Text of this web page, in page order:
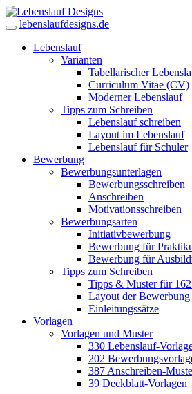
lebenslaufdesigns.de
Lebenslauf
Varianten
Tabellarischer
Curriculum Vitae (CV)
Moderner Lebenslauf
Tipps zum Schreiben
Lebenslauf schreiben
Layout im Lebenslauf
Lebenslauf für Schüler
Bewerbung
Bewerbungsunterlagen
Bewerbungsschreiben
Anschreiben
Motivationsschreiben
Bewerbungsarten
Initiativbewerbung
Bewerbung für
Bewerbung für
Tipps zum Schreiben
Tipps & Muster für
Layout der Bewerbung
Einleitungssätze
Vorlagen
Vorlagen und Muster
330 Lebenslauf-
202
387 Anschreiben-
39 Deckblatt-Vorlagen